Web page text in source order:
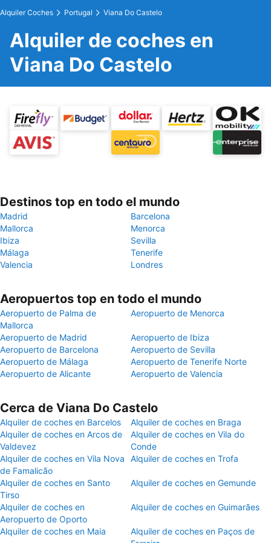
Alquiler Coches Portugal Viana Do Castelo
Alquiler de coches en
Viana Do Castelo
Destinos top en todo el mundo
Madrid
Barcelona
Mallorca
Menorca
Ibiza
Sevilla
Málaga
Tenerife
Valencia
Londres
Aeropuertos top en todo el mundo
Aeropuerto de Palma de
Mallorca
Aeropuerto de Menorca
Aeropuerto de Madrid
Aeropuerto de Ibiza
Aeropuerto de Barcelona
Aeropuerto de Sevilla
Aeropuerto de Málaga
Aeropuerto de Tenerife Norte
Aeropuerto de Alicante
Aeropuerto de Valencia
Cerca de Viana Do Castelo
Alquiler de coches en Barcelos
Alquiler de coches en Braga
Alquiler de coches en Arcos de
Valdevez
Alquiler de coches en Vila do
Conde
Alquiler de coches en Vila Nova
de Famalicão
Alquiler de coches en Trofa
Alquiler de coches en Santo
Tirso
Alquiler de coches en Gemunde
Alquiler de coches en
Aeropuerto de Oporto
Alquiler de coches en Guimarães
Alquiler de coches en Maia
Alquiler de coches en Paços de